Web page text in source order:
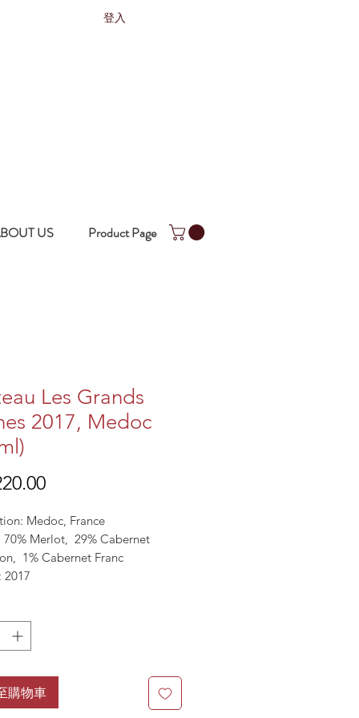
登入
US Product Page
Les Grands
2017, Medoc
價
Medoc, France
70% Merlot, 29% Cabernet
1% Cabernet Franc
2017
購物車